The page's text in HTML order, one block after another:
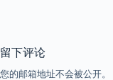
留下评论
您的邮箱地址不会被公开。